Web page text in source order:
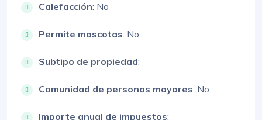
Calefacción: No
Permite mascotas: No
Subtipo de propiedad:
Comunidad de personas mayores: No
Importe anual de impuestos: